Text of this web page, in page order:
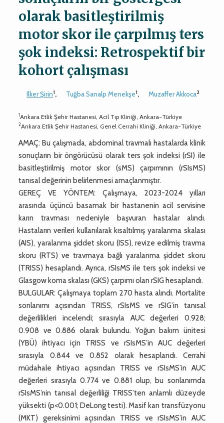
olarak basitleştirilmiş
motor skor ile çarpılmış ters
şok indeksi: Retrospektif bir
kohort çalışması
Ilker Şirin1, Tuğba Sanalp Menekşe1, Muzaffer Akkoca2
1Ankara Etlik Şehir Hastanesi, Acil Tıp Kliniği, Ankara-Türkiye
2Ankara Etlik Şehir Hastanesi, Genel Cerrahi Kliniği, Ankara-Türkiye
AMAÇ: Bu çalışmada, abdominal travmalı hastalarda klinik
sonuçların bir öngörücüsü olarak ters şok indeksi (rSI) ile
basitleştirilmiş motor skor (sMS) çarpımının (rSIsMS)
tanısal değerinin belirlenmesi amaçlanmıştır.
GEREÇ VE YÖNTEM: Çalışmaya, 2023-2024 yılları
arasında üçüncü basamak bir hastanenin acil servisine
karın travması nedeniyle başvuran hastalar alındı.
Hastaların verileri kullanılarak kısaltılmış yaralanma skalası
(AIS), yaralanma şiddet skoru (ISS), revize edilmiş travma
skoru (RTS) ve travmaya bağlı yaralanma şiddet skoru
(TRISS) hesaplandı. Ayrıca, rSIsMS ile ters şok indeksi ve
Glasgow koma skalası (GKS) çarpımı olan rSIG hesaplandı.
BULGULAR: Çalışmaya toplam 270 hasta alındı. Mortalite
sonlanımı açısından TRISS, rSIsMS ve rSIG’in tanısal
değerlilikleri incelendi; sırasıyla AUC değerleri 0.928;
0.908 ve 0.886 olarak bulundu. Yoğun bakım ünitesi
(YBÜ) ihtiyacı için TRISS ve rSIsMS’in AUC değerleri
sırasıyla 0.844 ve 0.852 olarak hesaplandı. Cerrahi
müdahale ihtiyacı açısından TRISS ve rSIsMS’in AUC
değerleri sırasıyla 0.774 ve 0.881 olup, bu sonlanımda
rSIsMS’nin tanısal değerliliği TRISS’ten anlamlı düzeyde
yüksekti (p<0.001; DeLong testi). Masif kan transfüzyonu
(MKT) gereksinimi açısından TRISS ve rSIsMS’in AUC